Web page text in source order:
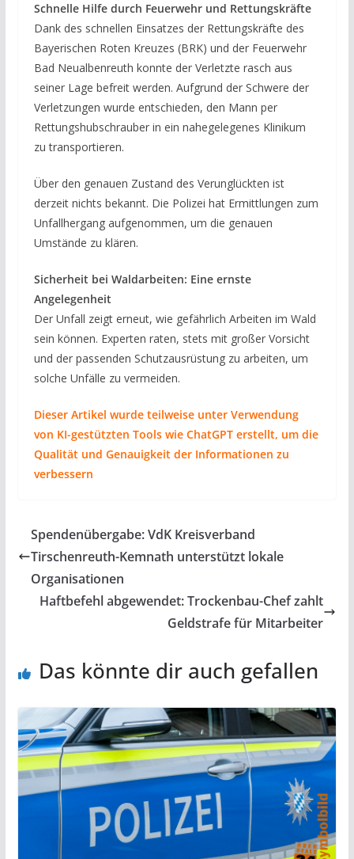
Schnelle Hilfe durch Feuerwehr und Rettungskräfte
Dank des schnellen Einsatzes der Rettungskräfte des
Bayerischen Roten Kreuzes (BRK) und der Feuerwehr
Bad Neualbenreuth konnte der Verletzte rasch aus
seiner Lage befreit werden. Aufgrund der Schwere der
Verletzungen wurde entschieden, den Mann per
Rettungshubschrauber in ein nahegelegenes Klinikum
zu transportieren.
Über den genauen Zustand des Verunglückten ist
derzeit nichts bekannt. Die Polizei hat Ermittlungen zum
Unfallhergang aufgenommen, um die genauen
Umstände zu klären.
Sicherheit bei Waldarbeiten: Eine ernste
Angelegenheit
Der Unfall zeigt erneut, wie gefährlich Arbeiten im Wald
sein können. Experten raten, stets mit großer Vorsicht
und der passenden Schutzausrüstung zu arbeiten, um
solche Unfälle zu vermeiden.
Dieser Artikel wurde teilweise unter Verwendung
von KI-gestützten Tools wie ChatGPT erstellt, um die
Qualität und Genauigkeit der Informationen zu
verbessern
Spendenübergabe: VdK Kreisverband
Tirschenreuth-Kemnath unterstützt lokale
Organisationen
Haftbefehl abgewendet: Trockenbau-Chef zahlt
Geldstrafe für Mitarbeiter
Das könnte dir auch gefallen